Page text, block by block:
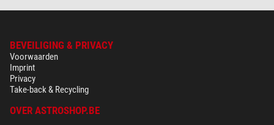
BEVEILIGING & PRIVACY
Voorwaarden
Imprint
Privacy
Take-back & Recycling
OVER ASTROSHOP.BE